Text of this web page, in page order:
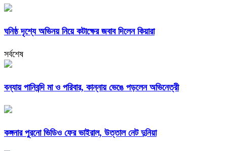
ঘনিষ্ঠ দৃশ্যে অভিনয় নিয়ে কটাক্ষের জবাব দিলেন কিয়ারা
সর্বশেষ
বন্যায় পানিবন্দি মা ও পরিবার, কান্নায় ভেঙে পড়লেন অভিনেত্রী
কঙ্গনার পুরনো ভিডিও ফের ভাইরাল, উত্তাল নেট দুনিয়া